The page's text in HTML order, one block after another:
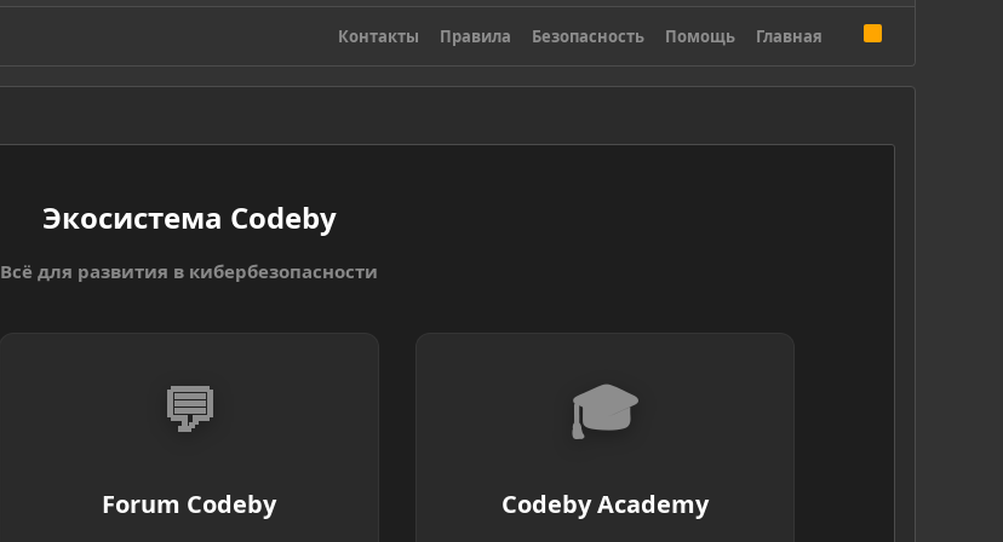
Контакты Правила Безопасность Помощь Главная
S
Экосистема Codeby
Всё для развития в кибербезопасности
💬
Forum Codeby
🎓
Codeby Academy